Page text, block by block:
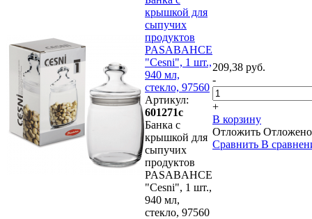
крышкой для
сыпучих
продуктов
PASABAHCE
"Cesni", 1 шт.,
940 мл,
стекло, 97560
Артикул:
601271с
Банка с
крышкой для
сыпучих
продуктов
PASABAHCE
"Cesni", 1 шт.,
940 мл,
стекло, 97560
209,38 руб.
-
+
В корзину
Отложить Отложено
Сравнить В